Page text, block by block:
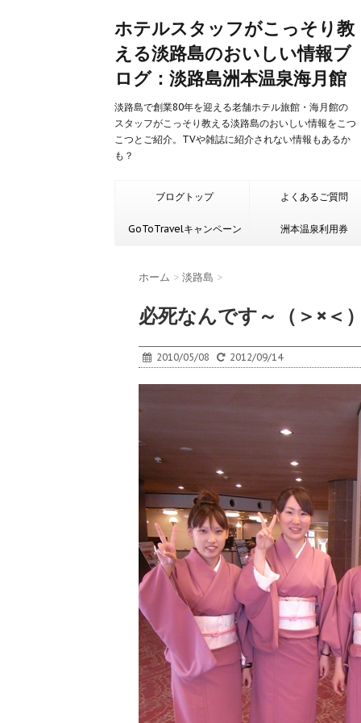
ホテルスタッフがこっそり教
える淡路島のおいしい情報ブ
ログ：淡路島洲本温泉海月館
淡路島で創業80年を迎える老舗ホテル旅館・海月館の
スタッフがこっそり教える淡路島のおいしい情報をこつ
こつとご紹介。TVや雑誌に紹介されない情報もあるか
も？
ブログトップ よくあるご質問
GoToTravelキャンペーン 洲本温泉利用券
ホーム > 淡路島 >
必死なんです～（＞×＜
2010/05/08 2012/09/14